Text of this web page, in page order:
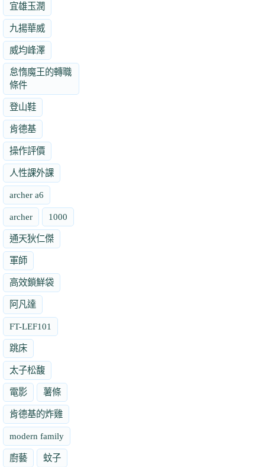
宜雄玉潤
九揚華威
威均峰澤
怠惰魔王的轉職
條件
登山鞋
肯德基
操作評價
人性課外課
archer a6
archer 1000
通天狄仁傑
軍師
高效鎖鮮袋
阿凡達
FT-LEF101
跳床
太子松馥
電影 薯條
肯德基的炸雞
modern family
廚藝 蚊子